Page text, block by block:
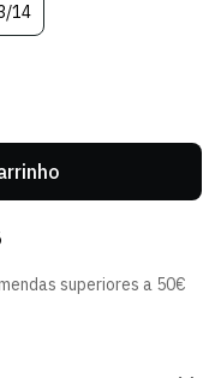
14
Variante
Esgotada
superiores a 50€